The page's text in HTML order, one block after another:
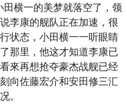
一的美梦就落空了，领
李康的舰队正在加速，很
状态，小田横一一听眼睛
那里，他这才知道李康已
來再想抢夺豪杰战舰已经
向佐藤宏介和安田修三汇
。